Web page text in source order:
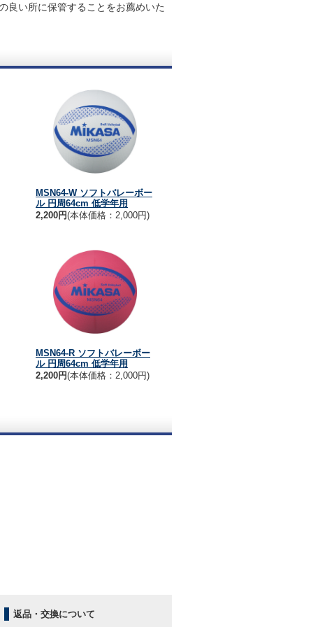
良い所に保管することをお薦めいた
MSN64-W ソフトバレーボー
ル 円周64cm 低学年用
2,200円(本体価格：2,000円)
MSN64-R ソフトバレーボー
ル 円周64cm 低学年用
2,200円(本体価格：2,000円)
返品・交換について